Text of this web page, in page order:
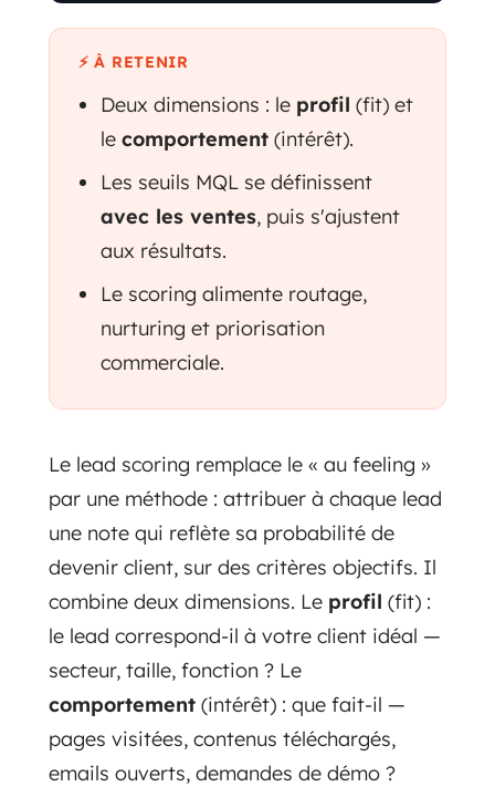
⚡ À RETENIR
Deux dimensions : le profil (fit) et
le comportement (intérêt).
Les seuils MQL se définissent
avec les ventes, puis s'ajustent
aux résultats.
Le scoring alimente routage,
nurturing et priorisation
commerciale.
Le lead scoring remplace le « au feeling »
par une méthode : attribuer à chaque lead
une note qui reflète sa probabilité de
devenir client, sur des critères objectifs. Il
combine deux dimensions. Le profil (fit) :
le lead correspond-il à votre client idéal —
secteur, taille, fonction ? Le
comportement (intérêt) : que fait-il —
pages visitées, contenus téléchargés,
emails ouverts, demandes de démo ?